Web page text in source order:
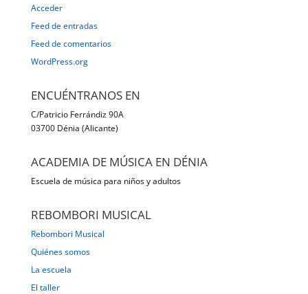
Acceder
Feed de entradas
Feed de comentarios
WordPress.org
ENCUÉNTRANOS EN
C/Patricio Ferrándiz 90A
03700 Dénia (Alicante)
ACADEMIA DE MÚSICA EN DÉNIA
Escuela de música para niños y adultos
REBOMBORI MUSICAL
Rebombori Musical
Quiénes somos
La escuela
El taller